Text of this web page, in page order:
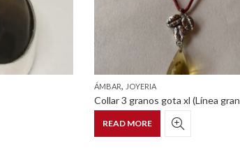
ÁMBAR, JOYERIA
READ MORE